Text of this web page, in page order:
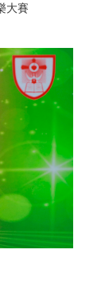
大賽